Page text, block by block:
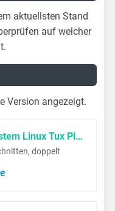
aktuellsten Stand
auf welcher
Version angezeigt.
Debian Betriebssystem Linux Tux Plugin Programmierer Pullover Hoodie
doppelt